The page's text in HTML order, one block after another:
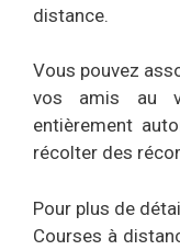
distance.
Vous pouvez
vos amis au
entièrement
récolter des
Pour plus de
Courses à